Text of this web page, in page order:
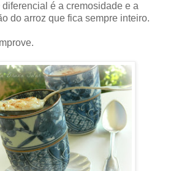
diferencial é a cremosidade e a
do arroz que fica sempre inteiro.